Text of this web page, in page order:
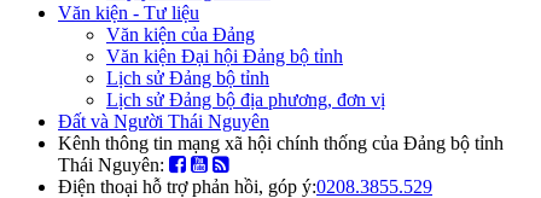
Văn kiện - Tư liệu
Văn kiện của Đảng
Văn kiện Đại hội Đảng bộ tỉnh
Lịch sử Đảng bộ tỉnh
Lịch sử Đảng bộ địa phương, đơn vị
Đất và Người Thái Nguyên
Kênh thông tin mạng xã hội chính thống của Đảng bộ tỉnh
Thái Nguyên:
Điện thoại hỗ trợ phản hồi, góp ý:0208.3855.529